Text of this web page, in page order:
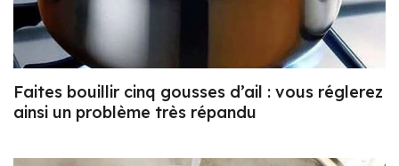
Faites bouillir cinq gousses d’ail : vous réglerez
ainsi un problème très répandu